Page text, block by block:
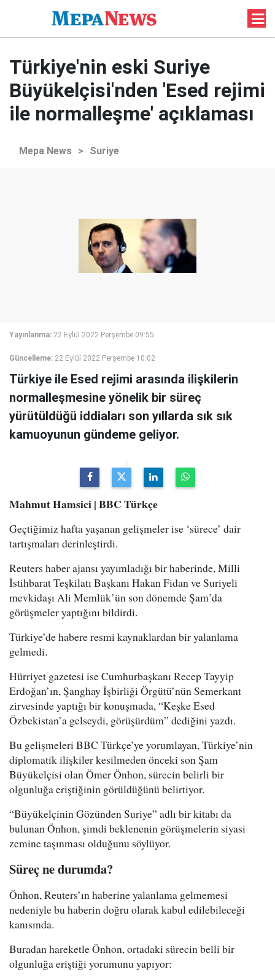
Türkiye'nin eski Suriye
Büyükelçisi'nden 'Esed rejimi
ile normalleşme' açıklaması
Mepa News > Suriye
Yayınlanma: 22 Eylül 2022 Perşembe 09:55
Güncelleme: 22 Eylül 2022 Perşembe 10:02
Türkiye ile Esed rejimi arasında ilişkilerin
normalleşmesine yönelik bir süreç
yürütüldüğü iddiaları son yıllarda sık sık
kamuoyunun gündeme geliyor.
M ahmut Hamsici | BBC Türkçe
Geçtiğimiz hafta yaşanan gelişmeler ise ‘sürece’ dair
tartışmaları derinleştirdi.
Reuters haber ajansı yayımladığı bir haberinde, Milli
İstihbarat Teşkilatı Başkanı Hakan Fidan ve Suriyeli
mevkidaşı Ali Memlük’ün son dönemde Şam’da
görüşmeler yaptığını bildirdi.
Türkiye’de habere resmi kaynaklardan bir yalanlama
gelmedi.
Hürriyet gazetesi ise Cumhurbaşkanı Recep Tayyip
Erdoğan’ın, Şanghay İşbirliği Örgütü’nün Semerkant
zirvesinde yaptığı bir konuşmada, “Keşke Esed
Özbekistan’a gelseydi, görüşürdüm” dediğini yazdı.
Bu gelişmeleri BBC Türkçe’ye yorumlayan, Türkiye’nin
diplomatik ilişkiler kesilmeden önceki son Şam
Büyükelçisi olan Ömer Önhon, sürecin belirli bir
olgunluğa eriştiğinin görüldüğünü belirtiyor.
“Büyükelçinin Gözünden Suriye” adlı bir kitabı da
bulunan Önhon, şimdi beklenenin görüşmelerin siyasi
zemine taşınması olduğunu söylüyor.
Süreç ne durumda?
Önhon, Reuters’ın haberine yalanlama gelmemesi
nedeniyle bu haberin doğru olarak kabul edilebileceği
kanısında.
Buradan hareketle Önhon, ortadaki sürecin belli bir
olgunluğa eriştiği yorumunu yapıyor: